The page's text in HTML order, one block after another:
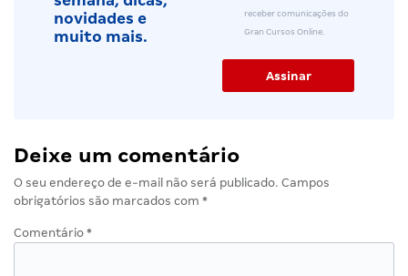
novidades e
muito mais.
receber comunicações do
Gran Cursos Online.
Deixe um comentário
O seu endereço de e-mail não será publicado. Campos
obrigatórios são marcados com *
Comentário *